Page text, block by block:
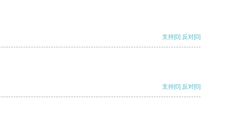
支持[0] 反对[0]
支持[0] 反对[0]